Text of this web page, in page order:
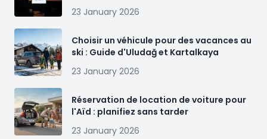
23 January 2026
Choisir un véhicule pour des vacances au
ski : Guide d'Uludağ et Kartalkaya
23 January 2026
Réservation de location de voiture pour
l'Aïd : planifiez sans tarder
23 January 2026